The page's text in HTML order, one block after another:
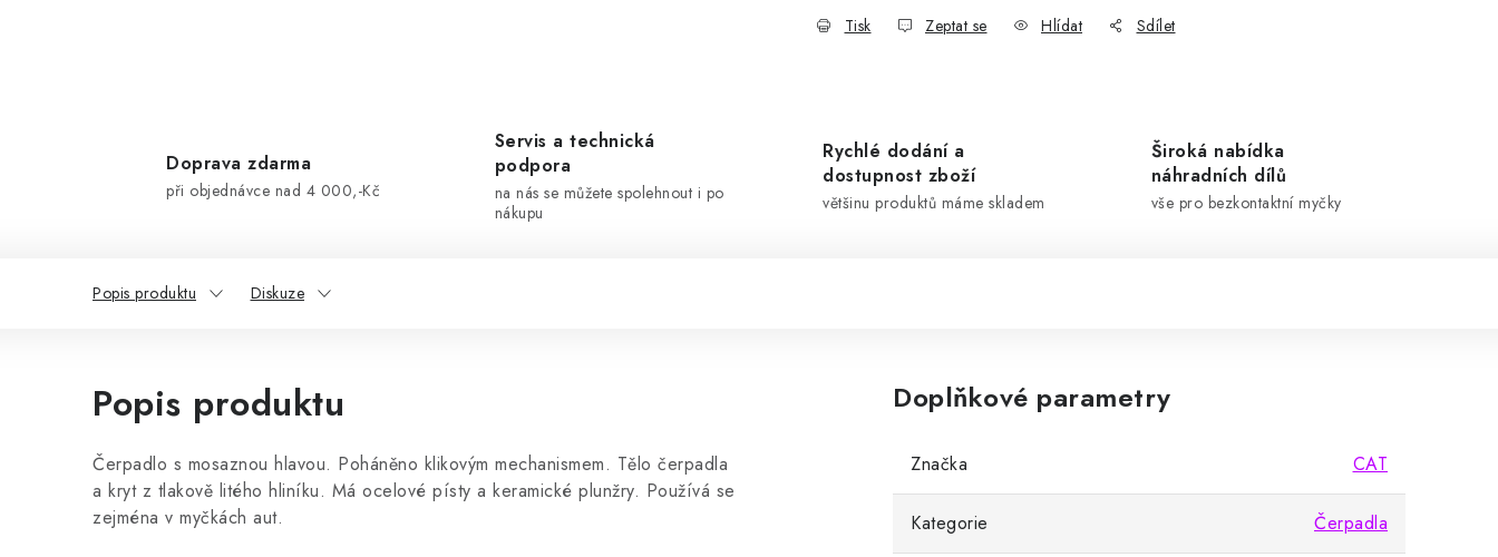
Tisk Zeptat se Hlídat Sdílet
Doprava zdarma
při objednávce nad 4 000,-Kč
Servis a technická
podpora
na nás se můžete spolehnout i po
nákupu
Rychlé dodání a
dostupnost zboží
většinu produktů máme skladem
Široká nabídka
náhradních dílů
vše pro bezkontaktní myčky
Popis produktu Diskuze
Popis produktu
Čerpadlo s mosaznou hlavou. Poháněno klikovým mechanismem. Tělo čerpadla
a kryt z tlakově litého hliníku. Má ocelové písty a keramické plunžry. Používá se
zejména v myčkách aut.
Doplňkové parametry
Značka CAT
Kategorie Čerpadla